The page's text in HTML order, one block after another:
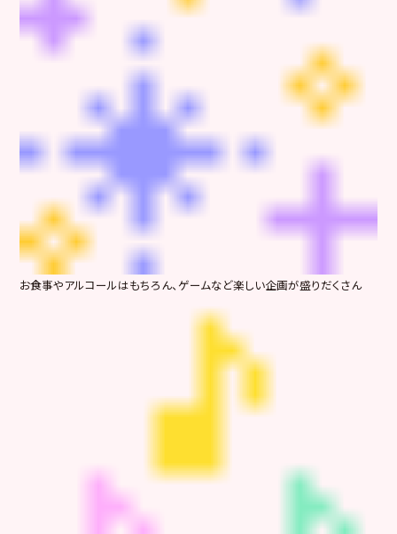
お食事やアルコールはもちろん、ゲームなど楽しい企画が盛りだくさん